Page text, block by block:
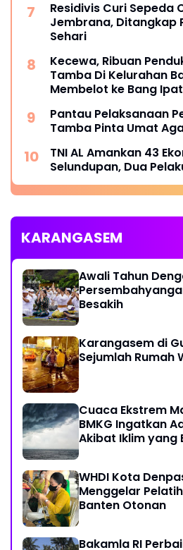
Residivis Curi Sepeda
Jembrana, Ditangkap
Sehari
Kecewa, Ribuan
Tamba Di Kelurahan
Membelot ke Bang Ipat
Pantau Pelaksanaan
Tamba Pinta Umat
TNI AL Amankan 43
Selundupan, Dua
KARANGASEM
Awali Tahun
Besakih
Karangasem di
Sejumlah Rumah
Cuaca Ekstrem
BMKG Ingatkan
Akibat Iklim yang
WHDI Kota
Menggelar
Banten Otonan
Bakamla RI